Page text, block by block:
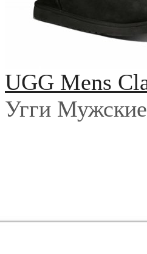
UGG Mens
Угги